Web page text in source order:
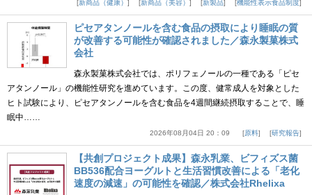
新商品（健康） 新商品（美容） 新製品 機能性表示食品制度
ピセアタンノールを含む食品の摂取により睡眠の質
が改善する可能性が確認されました／森永製菓株式
会社
森永製菓株式会社では、ポリフェノールの一種である「ピセ
アタンノール」の機能性研究を進めています。この度、健常成人を対象とした
ヒト試験により、ピセアタンノールを含む食品を4週間継続摂取することで、睡
眠中……
2026年08月04日 20：09 原料 研究報告
【共創プロジェクト成果】森永乳業、ビフィズス菌
BB536配合ヨーグルトと生活習慣改善による「老化
速度の減速」の可能性を確認／株式会社Rhelixa